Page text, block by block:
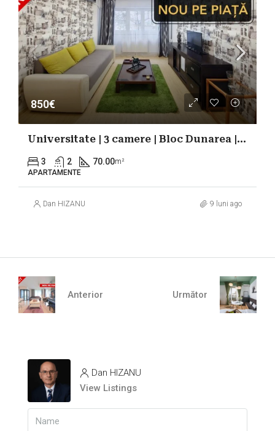
850€
Universitate | 3 camere | Bloc Dunarea | Parcare
3 2 70.00m²
APARTAMENTE
Dan HIZANU 9 luni ago
Anterior Următor
Dan HIZANU
View Listings